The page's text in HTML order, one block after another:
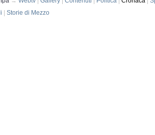
Storie di Mezzo